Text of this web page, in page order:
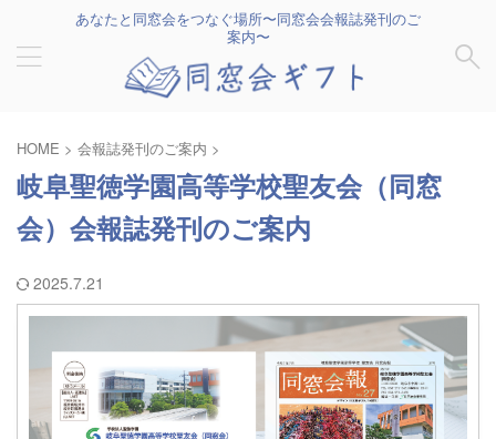
あなたと同窓会をつなぐ場所〜同窓会会報誌発刊のご
案内〜
HOME > 会報誌発刊のご案内 >
岐阜聖徳学園高等学校聖友会（同窓
会）会報誌発刊のご案内
2025.7.21